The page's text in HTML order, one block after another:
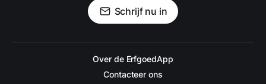
Schrijf nu in
Over de ErfgoedApp
Contacteer ons